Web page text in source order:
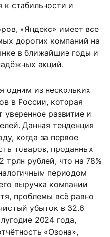
к стабильности и
«Яндекс» имеет все
дорогих компаний на
в ближайшие годы и
акций.
одним из нескольких
в России, которая
уверенное развитие и
Данная тенденция
когда за первое
товаров, проданных
трлн рублей, что на 78%
периодом
выручка компании
проблемы всё равно
убыток в 32.6
2024 года,
«Озона»,